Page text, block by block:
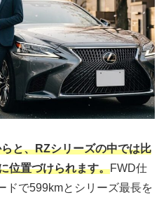
と、RZシリーズの中では比
位置づけられます。FWD仕
ドで599kmとシリーズ最長を